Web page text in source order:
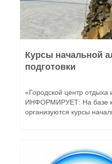
Курсы начальной
подготовки
«Городской центр отдыха
ИНФОРМИРУЕТ: На базе
организуются курсы